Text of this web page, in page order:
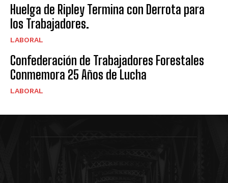
Huelga de Ripley Termina con Derrota para
los Trabajadores.
LABORAL
Confederación de Trabajadores Forestales
Conmemora 25 Años de Lucha
LABORAL